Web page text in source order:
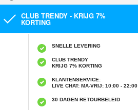
CLUB TRENDY - KRIJG 7%
KORTING
SNELLE LEVERING
CLUB TRENDY
KRIJG 7% KORTING
KLANTENSERVICE:
LIVE CHAT: MA-VRIJ: 10:00 - 22:00
30 DAGEN RETOURBELEID